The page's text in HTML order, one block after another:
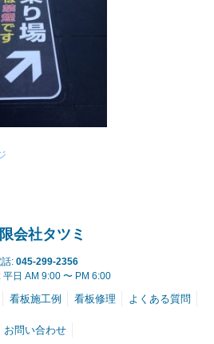
会社タツミ
話: 045-299-2356
平日 AM 9:00 〜 PM 6:00
看板施工例 看板修理 よくある質問
お問い合わせ